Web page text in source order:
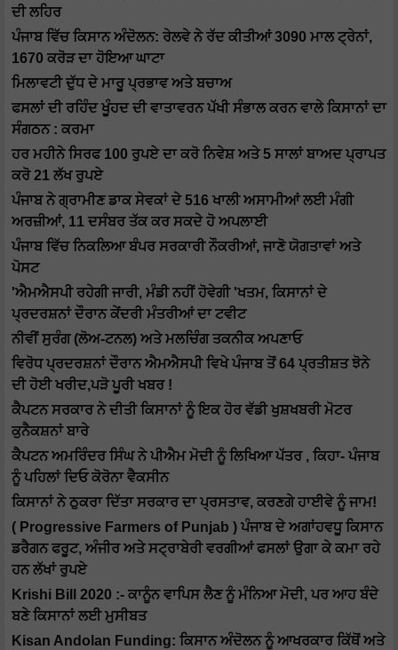
ਦੀ ਲਹਿਰ
ਪੰਜਾਬ ਵਿੱਚ ਕਿਸਾਨ ਅੰਦੋਲਨ: ਰੇਲਵੇ ਨੇ ਰੱਦ ਕੀਤੀਆਂ 3090 ਮਾਲ ਟ੍ਰੇਨਾਂ,
1670 ਕਰੋੜ ਦਾ ਹੋਇਆ ਘਾਟਾ
ਮਿਲਾਵਟੀ ਦੁੱਧ ਦੇ ਮਾਰੂ ਪ੍ਰਭਾਵ ਅਤੇ ਬਚਾਅ
ਫਸਲਾਂ ਦੀ ਰਹਿੰਦ ਖੂੰਹਦ ਦੀ ਵਾਤਾਵਰਨ ਪੱਖੀ ਸੰਭਾਲ ਕਰਨ ਵਾਲੇ ਕਿਸਾਨਾਂ ਦਾ
ਸੰਗਠਨ : ਕਰਮਾ
ਹਰ ਮਹੀਨੇ ਸਿਰਫ 100 ਰੁਪਏ ਦਾ ਕਰੋ ਨਿਵੇਸ਼ ਅਤੇ 5 ਸਾਲਾਂ ਬਾਅਦ ਪ੍ਰਾਪਤ
ਕਰੋ 21 ਲੱਖ ਰੁਪਏ
ਪੰਜਾਬ ਨੇ ਗ੍ਰਾਮੀਣ ਡਾਕ ਸੇਵਕਾਂ ਦੇ 516 ਖਾਲੀ ਅਸਾਮੀਆਂ ਲਈ ਮੰਗੀ
ਅਰਜ਼ੀਆਂ, 11 ਦਸੰਬਰ ਤੱਕ ਕਰ ਸਕਦੇ ਹੋ ਅਪਲਾਈ
ਪੰਜਾਬ ਵਿੱਚ ਨਿਕਲਿਆ ਬੰਪਰ ਸਰਕਾਰੀ ਨੌਕਰੀਆਂ, ਜਾਣੋ ਯੋਗਤਾਵਾਂ ਅਤੇ
ਪੋਸਟ
'ਐਮਐਸਪੀ ਰਹੇਗੀ ਜਾਰੀ, ਮੰਡੀ ਨਹੀਂ ਹੋਵੇਗੀ 'ਖਤਮ, ਕਿਸਾਨਾਂ ਦੇ
ਪ੍ਰਦਰਸ਼ਨਾਂ ਦੌਰਾਨ ਕੇਂਦਰੀ ਮੰਤਰੀਆਂ ਦਾ ਟਵੀਟ
ਨੀਵੀਂ ਸੁਰੰਗ (ਲੋਅ-ਟਨਲ) ਅਤੇ ਮਲਚਿੰਗ ਤਕਨੀਕ ਅਪਣਾਓ
ਵਿਰੋਧ ਪ੍ਰਦਰਸ਼ਨਾਂ ਦੌਰਾਨ ਐਮਐਸਪੀ ਵਿਖੇ ਪੰਜਾਬ ਤੋਂ 64 ਪ੍ਰਤੀਸ਼ਤ ਝੋਨੇ
ਦੀ ਹੋਈ ਖਰੀਦ,ਪੜੋ ਪੂਰੀ ਖਬਰ !
ਕੈਪਟਨ ਸਰਕਾਰ ਨੇ ਦੀਤੀ ਕਿਸਾਨਾਂ ਨੂੰ ਇਕ ਹੋਰ ਵੱਡੀ ਖੁਸ਼ਖਬਰੀ ਮੋਟਰ
ਕੁਨੈਕਸ਼ਨਾਂ ਬਾਰੇ
ਕੈਪਟਨ ਅਮਰਿੰਦਰ ਸਿੰਘ ਨੇ ਪੀਐਮ ਮੋਦੀ ਨੂੰ ਲਿਖਿਆ ਪੱਤਰ , ਕਿਹਾ- ਪੰਜਾਬ
ਨੂੰ ਪਹਿਲਾਂ ਦਿਓ ਕੋਰੋਨਾ ਵੈਕਸੀਨ
ਕਿਸਾਨਾਂ ਨੇ ਠੁਕਰਾ ਦਿੱਤਾ ਸਰਕਾਰ ਦਾ ਪ੍ਰਸਤਾਵ, ਕਰਣਗੇ ਹਾਈਵੇ ਨੂੰ ਜਾਮ!
( Progressive Farmers of Punjab ) ਪੰਜਾਬ ਦੇ ਅਗਾਂਹਵਧੂ ਕਿਸਾਨ
ਡਰੈਗਨ ਫਰੂਟ, ਅੰਜੀਰ ਅਤੇ ਸਟ੍ਰਾਬੇਰੀ ਵਰਗੀਆਂ ਫਸਲਾਂ ਉਗਾ ਕੇ ਕਮਾ ਰਹੇ
ਹਨ ਲੱਖਾਂ ਰੁਪਏ
Krishi Bill 2020 :- ਕਾਨੂੰਨ ਵਾਪਿਸ ਲੈਣ ਨੂੰ ਮੰਨਿਆ ਮੋਦੀ, ਪਰ ਆਹ ਬੰਦੇ
ਬਣੇ ਕਿਸਾਨਾਂ ਲਈ ਮੁਸੀਬਤ
Kisan Andolan Funding: ਕਿਸਾਨ ਅੰਦੋਲਨ ਨੂੰ ਆਖਰਕਾਰ ਕਿੱਥੋਂ ਅਤੇ